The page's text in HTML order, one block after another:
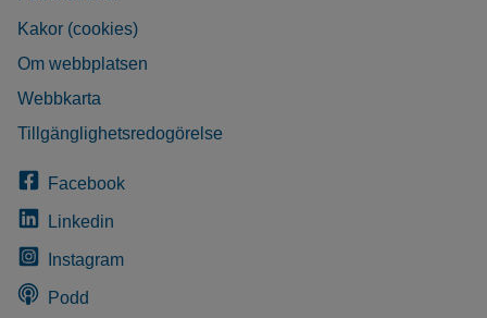
Kakor (cookies)
Om webbplatsen
Webbkarta
Tillgänglighetsredogörelse
Facebook
Linkedin
Instagram
Podd